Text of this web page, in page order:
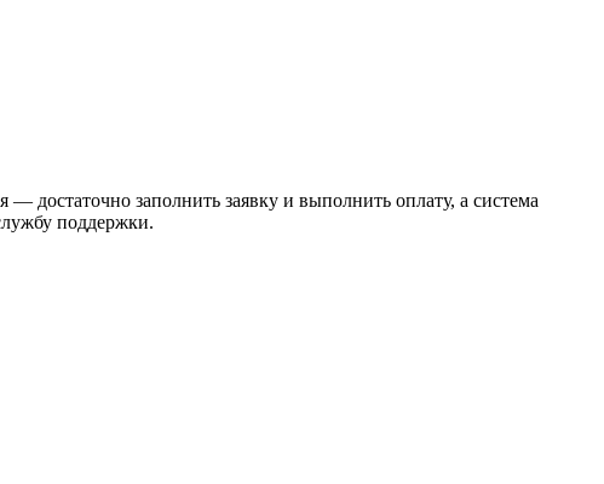
достаточно заполнить заявку и выполнить оплату, а система
поддержки.